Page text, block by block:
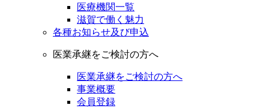
医療機関一覧
滋賀で働く魅力
各種お知らせ及び申込
医業承継をご検討の方へ
医業承継をご検討の方へ
事業概要
会員登録